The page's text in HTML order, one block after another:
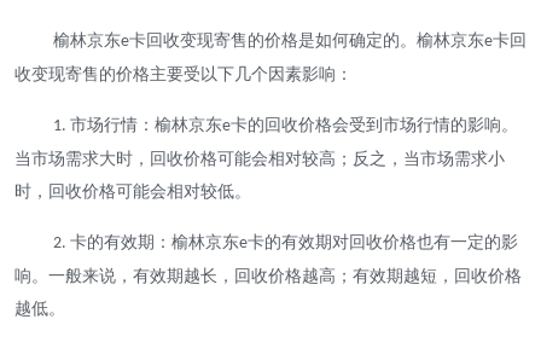
榆林京东e卡回收变现寄售的价格是如何确定的。榆林京东e卡回
收变现寄售的价格主要受以下几个因素影响：
1. 市场行情：榆林京东e卡的回收价格会受到市场行情的影响。
当市场需求大时，回收价格可能会相对较高；反之，当市场需求小
时，回收价格可能会相对较低。
2. 卡的有效期：榆林京东e卡的有效期对回收价格也有一定的影
响。一般来说，有效期越长，回收价格越高；有效期越短，回收价格
越低。